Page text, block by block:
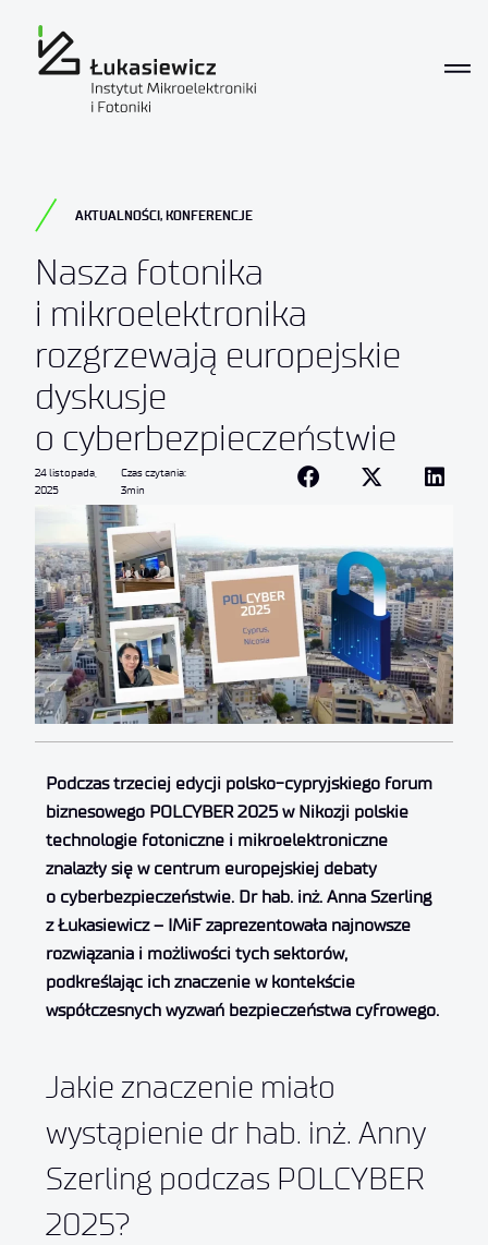
AKTUALNOŚCI, KONFERENCJE
Nasza fotonika
i mikroelektronika
rozgrzewają europejskie
dyskusje
o cyberbezpieczeństwie
24 listopada,
2025
Czas czytania:
3min
Podczas trzeciej edycji polsko-cypryjskiego forum
biznesowego POLCYBER 2025 w Nikozji polskie
technologie fotoniczne i mikroelektroniczne
znalazły się w centrum europejskiej debaty
o cyberbezpieczeństwie. Dr hab. inż. Anna Szerling
z Łukasiewicz – IMiF zaprezentowała najnowsze
rozwiązania i możliwości tych sektorów,
podkreślając ich znaczenie w kontekście
współczesnych wyzwań bezpieczeństwa cyfrowego.
Jakie znaczenie miało
wystąpienie dr hab. inż. Anny
Szerling podczas POLCYBER
2025?